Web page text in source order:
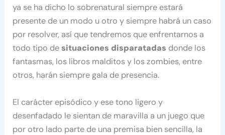
ya se ha dicho lo sobrenatural siempre estará
presente de un modo u otro y siempre habrá un caso
por resolver, así que tendremos que enfrentarnos a
todo tipo desituaciones disparatadas donde los
fantasmas, los libros malditos y los zombies, entre
otros, harán siempre gala de presencia.
El carácter episódico y ese tono ligero y
desenfadado le sientan de maravilla a un juego que
por otro lado parte de una premisa bien sencilla, la